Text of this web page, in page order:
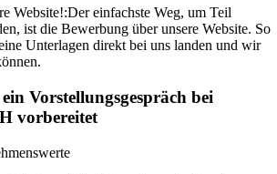
Website!:Der einfachste Weg, um Teil
ist die Bewerbung über unsere Website. So
Unterlagen direkt bei uns landen und wir
Vorstellungsgespräch bei
vorbereitet